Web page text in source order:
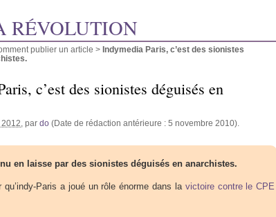
RÉVOLUTION
publier un article > Indymedia Paris, c’est des sionistes
c’est des sionistes déguisés en
, par do (Date de rédaction antérieure : 5 novembre 2010).
en laisse par des sionistes déguisés en anarchistes.
qu’indy-Paris a joué un rôle énorme dans la victoire contre le CPE